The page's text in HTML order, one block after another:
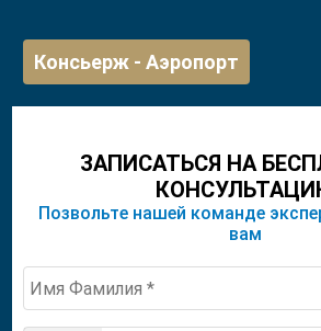
Консьерж - Аэропорт
ЗАПИСАТЬСЯ НА
Позвольте нашей команде
вам